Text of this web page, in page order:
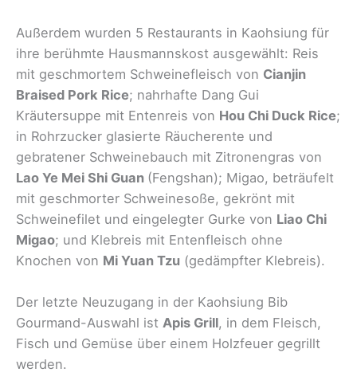
Außerdem wurden 5 Restaurants in Kaohsiung für
ihre berühmte Hausmannskost ausgewählt: Reis
mit geschmortem Schweinefleisch von Cianjin
Braised Pork Rice; nahrhafte Dang Gui
Kräutersuppe mit Entenreis von Hou Chi Duck Rice;
in Rohrzucker glasierte Räucherente und
gebratener Schweinebauch mit Zitronengras von
Lao Ye Mei Shi Guan (Fengshan); Migao, beträufelt
mit geschmorter Schweinesoße, gekrönt mit
Schweinefilet und eingelegter Gurke von Liao Chi
Migao; und Klebreis mit Entenfleisch ohne
Knochen von Mi Yuan Tzu (gedämpfter Klebreis).
Der letzte Neuzugang in der Kaohsiung Bib
Gourmand-Auswahl ist Apis Grill, in dem Fleisch,
Fisch und Gemüse über einem Holzfeuer gegrillt
werden.